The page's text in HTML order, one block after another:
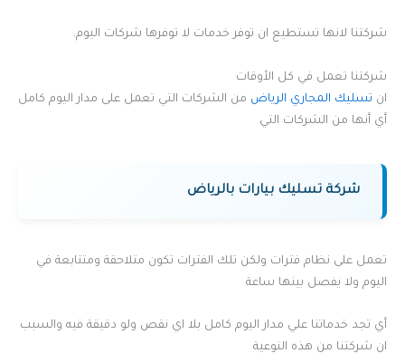
شركتنا لانها تستطيع ان توفر خدمات لا توفرها شركات اليوم.
شركتنا تعمل في كل الأوقات
ان تسليك المجاري الرياض من الشركات التي تعمل على مدار اليوم كامل
أي أنها من الشركات التي
شركة تسليك بيارات بالرياض
تعمل على نظام فترات ولكن تلك الفترات تكون متلاحقة ومتتابعة في
اليوم ولا يفصل بينها ساعة
أي تجد خدماتنا علي مدار اليوم كامل بلا اي نقص ولو دقيقة فيه والسبب
ان شركتنا من هذه النوعية